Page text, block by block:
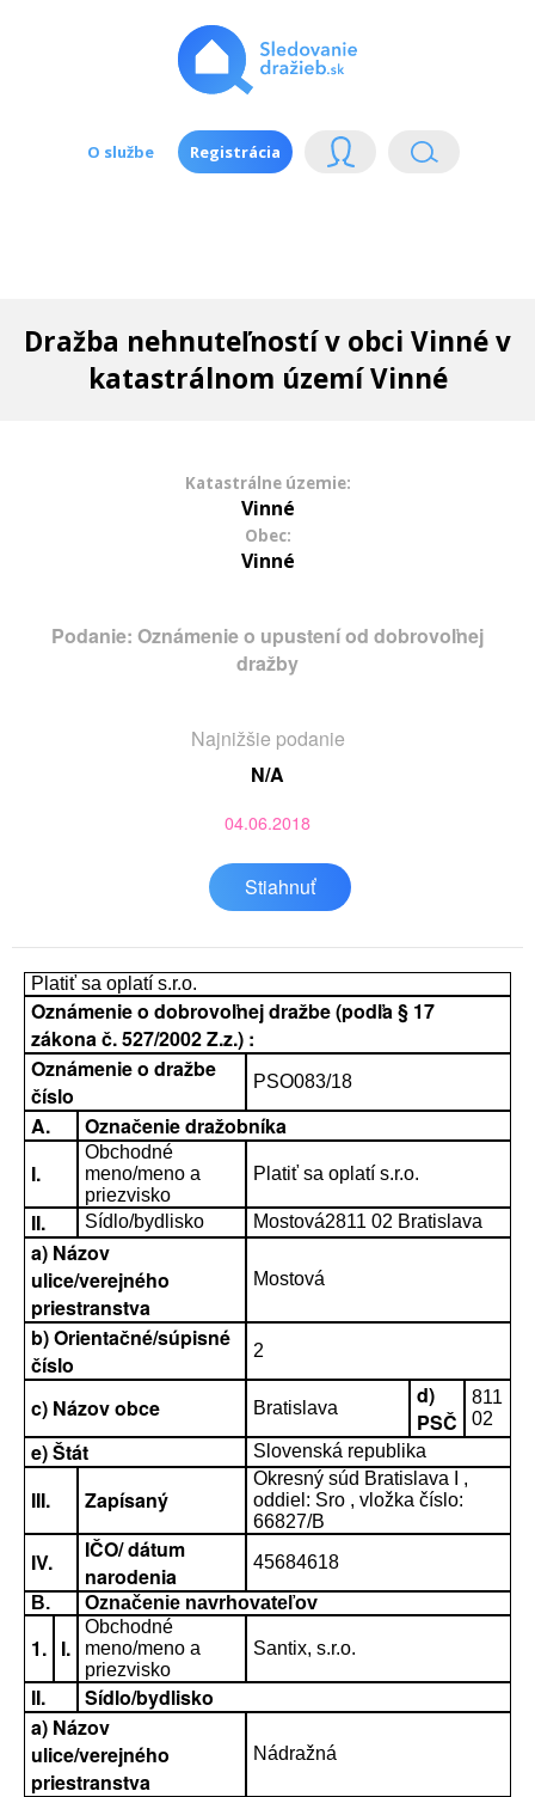
O službe Registrácia
Dražba nehnuteľností v obci Vinné v
katastrálnom území Vinné
Katastrálne územie:
Vinné
Obec:
Vinné
Podanie: Oznámenie o upustení od dobrovoľnej
dražby
Najnižšie podanie
N/A
04.06.2018
Stiahnuť
Platiť sa oplatí s.r.o.
Oznámenie o dobrovoľnej dražbe (podľa § 17
zákona č. 527/2002 Z.z.) :
Oznámenie o dražbe
číslo
PSO083/18
A.
Označenie dražobníka
I.
Obchodné
meno/meno a
priezvisko
Platiť sa oplatí s.r.o.
II. Sídlo/bydlisko Mostová2811 02 Bratislava
a) Názov
ulice/verejného
priestranstva
Mostová
b) Orientačné/súpisné
číslo
2
c) Názov obce Bratislava
d)
PSČ
811
02
e) Štát Slovenská republika
III. Zapísaný
Okresný súd Bratislava I ,
oddiel: Sro , vložka číslo:
66827/B
IV.
IČO/ dátum
narodenia
45684618
B.
Označenie navrhovateľov
1. I.
Obchodné
meno/meno a
priezvisko
Santix, s.r.o.
II.
Sídlo/bydlisko
a) Názov
ulice/verejného
priestranstva
Nádražná